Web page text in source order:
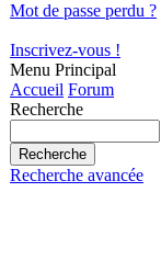
Mot de passe perdu ?
Inscrivez-vous !
Menu Principal
Accueil Forum
Recherche
Recherche avancée